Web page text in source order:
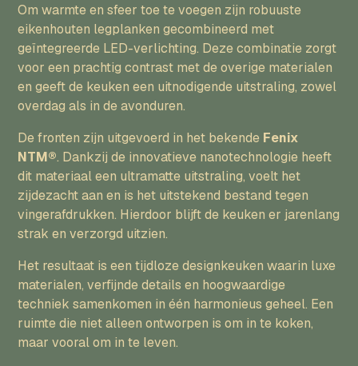
Om warmte en sfeer toe te voegen zijn robuuste
eikenhouten legplanken gecombineerd met
geïntegreerde LED-verlichting. Deze combinatie zorgt
voor een prachtig contrast met de overige materialen
en geeft de keuken een uitnodigende uitstraling, zowel
overdag als in de avonduren.
De fronten zijn uitgevoerd in het bekende Fenix
NTM®. Dankzij de innovatieve nanotechnologie heeft
dit materiaal een ultramatte uitstraling, voelt het
zijdezacht aan en is het uitstekend bestand tegen
vingerafdrukken. Hierdoor blijft de keuken er jarenlang
strak en verzorgd uitzien.
Het resultaat is een tijdloze designkeuken waarin luxe
materialen, verfijnde details en hoogwaardige
techniek samenkomen in één harmonieus geheel. Een
ruimte die niet alleen ontworpen is om in te koken,
maar vooral om in te leven.